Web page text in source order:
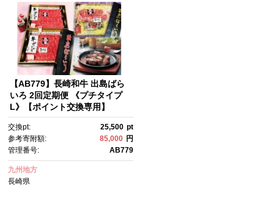
【AB779】長崎和牛 出島ばら
いろ 2回定期便 《プチタイプ
L》【ポイント交換専用】
交換pt: 25,500 pt
参考寄附額:
85,000 円
管理番号:
AB779
九州地方
長崎県